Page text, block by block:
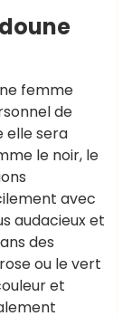
femme
de
elle sera
le noir, le
avec
audacieux et
des
ou le vert
et